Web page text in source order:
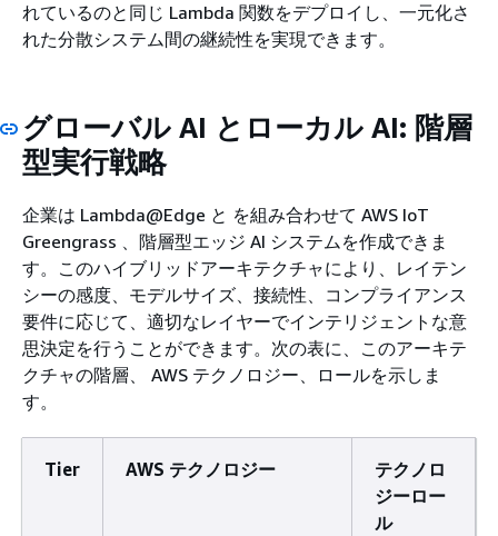
れているのと同じ Lambda 関数をデプロイし、一元化さ
れた分散システム間の継続性を実現できます。
グローバル AI とローカル AI: 階層
型実行戦略
企業は Lambda@Edge と を組み合わせて AWS IoT
Greengrass 、階層型エッジ AI システムを作成できま
す。このハイブリッドアーキテクチャにより、レイテン
シーの感度、モデルサイズ、接続性、コンプライアンス
要件に応じて、適切なレイヤーでインテリジェントな意
思決定を行うことができます。次の表に、このアーキテ
クチャの階層、 AWS テクノロジー、ロールを示しま
す。
Tier AWS テクノロジー
テクノロ
ジーロー
ル